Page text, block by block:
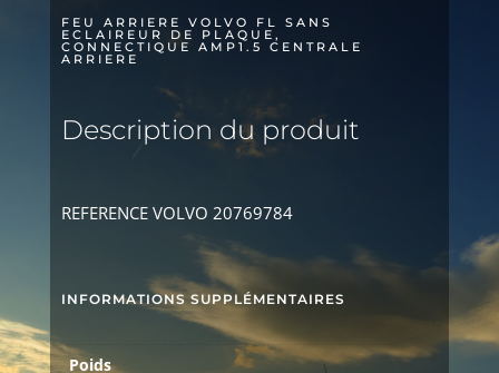
AMP1.5
CENTRALE
FEU ARRIERE VOLVO FL SANS
ECLAIREUR DE PLAQUE,
CONNECTIQUE AMP1.5 CENTRALE
ARRIERE
Description du produit
REFERENCE VOLVO 20769784
INFORMATIONS SUPPLÉMENTAIRES
Poids